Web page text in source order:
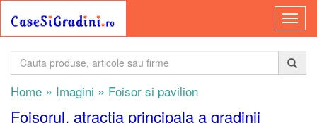
Home » Imagini » Foisor si pavilion
Foisorul, atractia principala a gradinii